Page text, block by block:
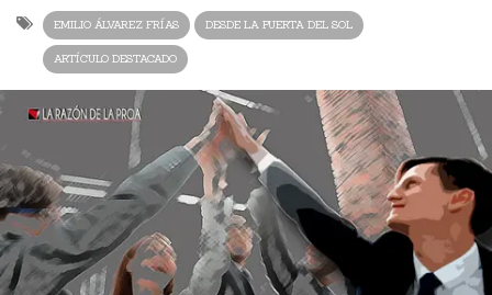
EMILIO ÁLVAREZ FRÍAS DESDE LA PUERTA DEL SOL
ARTÍCULO DESTACADO